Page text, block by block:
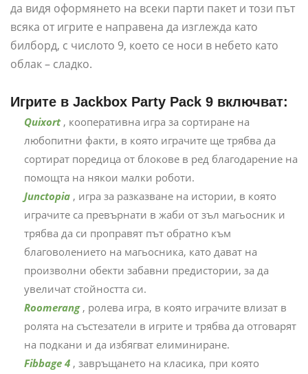
да видя оформянето на всеки парти пакет и този път
всяка от игрите е направена да изглежда като
билборд, с числото 9, което се носи в небето като
облак – сладко.
Игрите в Jackbox Party Pack 9 включват:
Quixort , кооперативна игра за сортиране на
любопитни факти, в която играчите ще трябва да
сортират поредица от блокове в ред благодарение на
помощта на някои малки роботи.
Junctopia , игра за разказване на истории, в която
играчите са превърнати в жаби от зъл магьосник и
трябва да си проправят път обратно към
благоволението на магьосника, като дават на
произволни обекти забавни предистории, за да
увеличат стойността си.
Roomerang , ролева игра, в която играчите влизат в
ролята на състезатели в игрите и трябва да отговарят
на подкани и да избягват елиминиране.
Fibbage 4 , завръщането на класика, при която